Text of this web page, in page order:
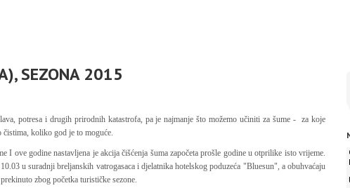
SEZONA 2015
potresa i drugih prirodnih katastrofa, pa je najmanje što možemo učiniti za šume - za koje
čistima, koliko god je to moguće.
I ove godine nastavljena je akcija čišćenja šuma započeta prošle godine u otprilike isto vrijeme.
u suradnji breljanskih vatrogasaca i djelatnika hotelskog poduzeća "Bluesun", a obuhvaćaju
zbog početka turističke sezone.